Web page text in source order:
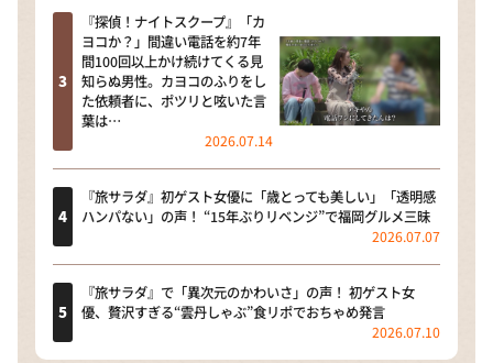
『探偵！ナイトスクープ』「カ
ヨコか？」間違い電話を約7年
間100回以上かけ続けてくる見
知らぬ男性。カヨコのふりをし
た依頼者に、ポツリと呟いた言
葉は…
2026.07.14
『旅サラダ』初ゲスト女優に「歳とっても美しい」「透明感
ハンパない」の声！ “15年ぶりリベンジ”で福岡グルメ三昧
2026.07.07
『旅サラダ』で「異次元のかわいさ」の声！ 初ゲスト女
優、贅沢すぎる“雲丹しゃぶ”食リポでおちゃめ発言
2026.07.10